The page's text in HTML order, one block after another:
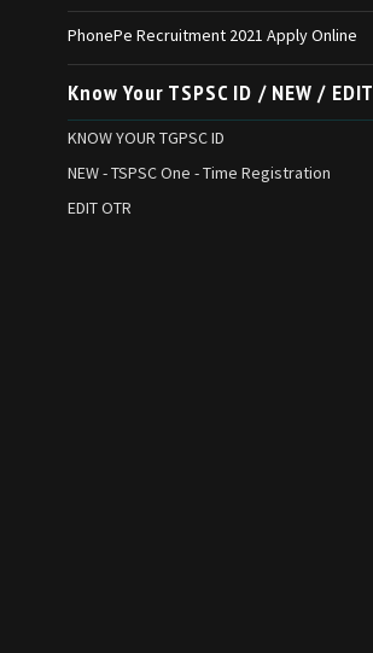
PhonePe Recruitment 2021 Apply Online
Know Your TSPSC ID / NEW / EDIT
KNOW YOUR TGPSC ID
NEW - TSPSC One - Time Registration
EDIT OTR